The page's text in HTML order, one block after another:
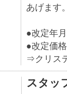
あげます
●改定年
●改定価
⇒クリス
スタッ